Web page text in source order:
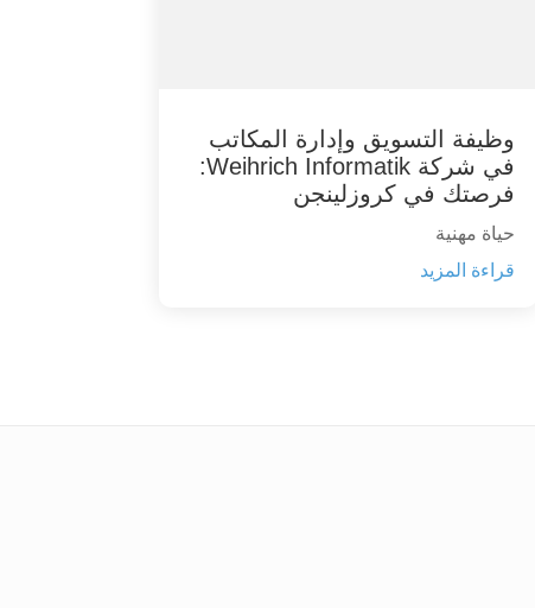
وظيفة التسويق وإدارة المكاتب
في شركة Weihrich Informatik:
فرصتك في كروزلينجن
حياة مهنية
قراءة المزيد